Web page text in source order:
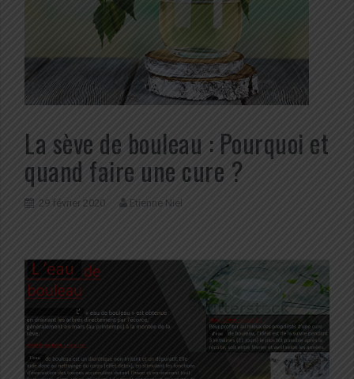
La sève de bouleau : Pourquoi et
quand faire une cure ?
29 février 2020 Etienne Niel